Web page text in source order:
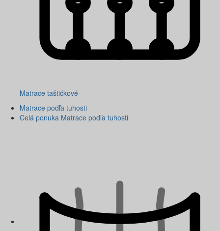
Matrace taštičkové
Matrace podľa tuhosti
Celá ponuka Matrace podľa tuhosti